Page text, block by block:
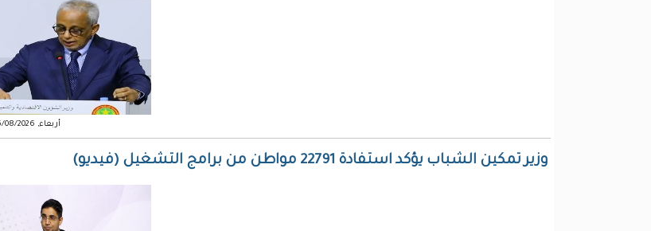
أربعاء, 05/08/2026 - 21:50
وزير تمكين الشباب يؤكد استفادة 22791 مواطن من برامج التشغيل (فيديو)